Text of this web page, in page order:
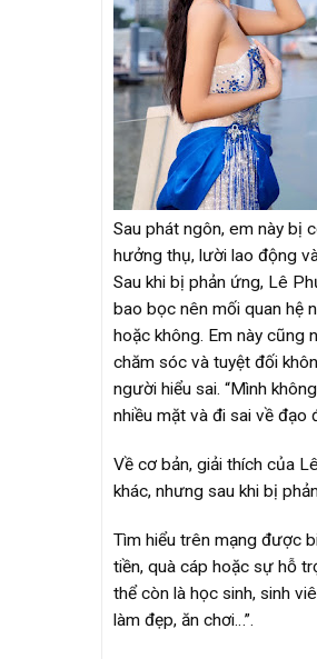
Sau phát ngôn, em này bị
hưởng thụ, lười lao động
Sau khi bị phản ứng, Lê
bao bọc nên mối quan hệ
hoặc không. Em này cũng
chăm sóc và tuyệt đối
người hiểu sai. “Mình
nhiều mặt và đi sai về đạo
Về cơ bản, giải thích của
khác, nhưng sau khi bị
Tìm hiểu trên mạng được
tiền, quà cáp hoặc sự hỗ
thể còn là học sinh, sinh
làm đẹp, ăn chơi…”.